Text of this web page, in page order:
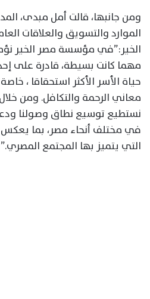
ومن جانبها، قالت أمل مبدى،
الموارد والتسويق والعلاقات
الخير:”في مؤسسة مصر الخير
مهما كانت بسيطة، قادرة على
حياة الأسر الأكثر استحقاقا ،
معاني الرحمة والتكافل. ومن
نستطيع توسيع نطاق وصولنا
في مختلف أنحاء مصر، بما يعكس
التي يتميز بها المجتمع المصري.”